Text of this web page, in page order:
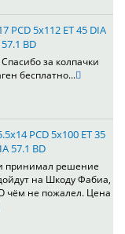
PCD 5x112 ET 45 DIA
57.1 BD
за колпачки
бесплатно...
PCD 5x100 ET 35
57.1 BD
принимал решение
на Шкоду Фабиа,
чём не пожалел. Цена